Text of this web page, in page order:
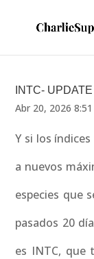
INTC- UPDATE
Abr 20, 2026
Y si los
a nuevos
especies que
pasados 20
es INTC, que